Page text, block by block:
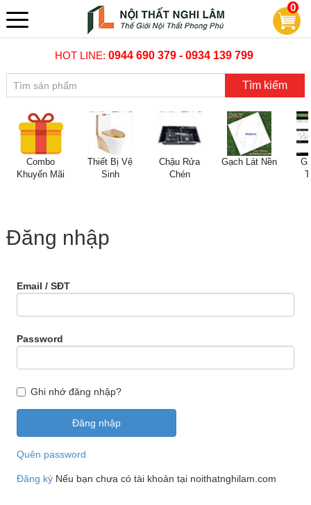
0
HOT LINE:0944 690 379 - 0934 139 799
Tìm kiếm
Combo
Khuyến Mãi
Thiết Bị Vệ
Sinh
Chậu Rửa
Chén
Gạch Lát Nền
Đăng nhập
Email / SĐT
Password
Ghi nhớ đăng nhập?
Quên password
Đăng kýNếu bạn chưa có tài khoản tại noithatnghilam.com